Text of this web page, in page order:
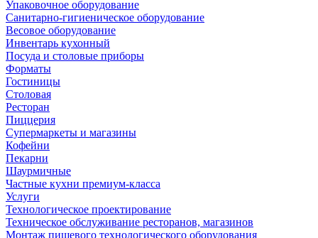
Упаковочное оборудование
Санитарно-гигиеническое оборудование
Весовое оборудование
Инвентарь кухонный
Посуда и столовые приборы
Форматы
Гостиницы
Столовая
Ресторан
Пиццерия
Супермаркеты и магазины
Кофейни
Пекарни
Шаурмичные
Частные кухни премиум-класса
Услуги
Технологическое проектирование
Техническое обслуживание ресторанов, магазинов
Монтаж пищевого технологического оборудования